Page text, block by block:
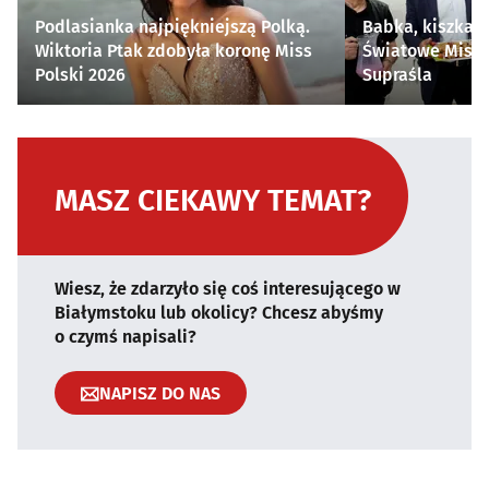
Podlasianka najpiękniejszą Polką.
Wiktoria Ptak zdobyła koronę Miss
Polski 2026
Babka, kiszka i
Światowe
Supraśla
MASZ CIEKAWY TEMAT?
Wiesz, że zdarzyło się coś interesującego w
Białymstoku lub okolicy? Chcesz abyśmy
o czymś napisali?
NAPISZ DO NAS